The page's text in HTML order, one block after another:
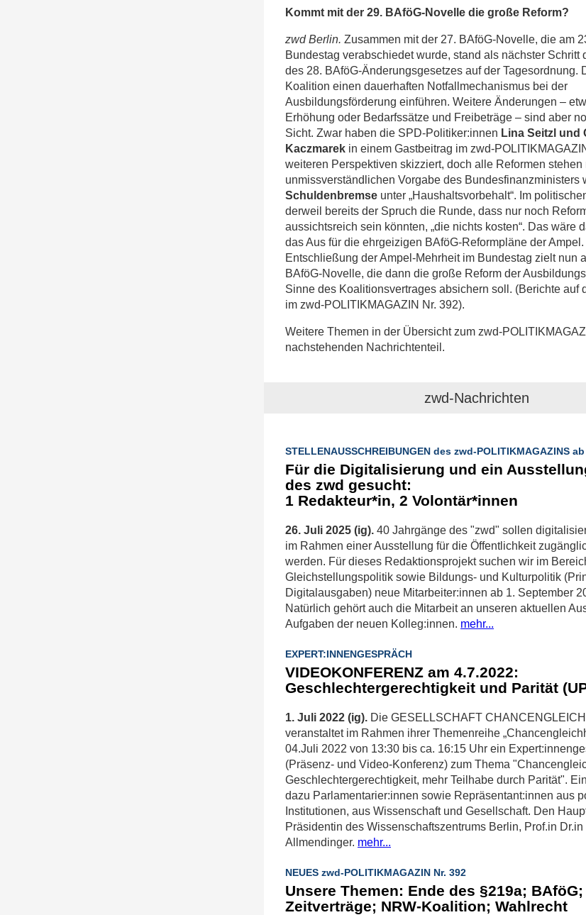
Kommt mit der 29. BAföG-Novelle die große Reform?
zwd Berlin. Zusammen mit der 27. BAföG-Novelle, die am
Bundestag verabschiedet wurde, stand als nächster Schritt
des 28. BAföG-Änderungsgesetzes auf der Tagesordnung.
Koalition einen dauerhaften Notfallmechanismus bei der
Ausbildungsförderung einführen. Weitere Änderungen –
Erhöhung oder Bedarfssätze und Freibeträge – sind aber
Sicht. Zwar haben die SPD-Politiker:innen Lina Seitzl und
Kaczmarek in einem Gastbeitrag im zwd-
weiteren Perspektiven skizziert, doch alle Reformen stehen
unmissverständlichen Vorgabe des Bundesfinanzministers
Schuldenbremse unter „Haushaltsvorbehalt“. Im
derweil bereits der Spruch die Runde, dass nur noch
aussichtsreich sein könnten, „die nichts kosten“. Das wäre
das Aus für die ehrgeizigen BAföG-Reformpläne der
Entschließung der Ampel-Mehrheit im Bundestag zielt nun
BAföG-Novelle, die dann die große Reform der
Sinne des Koalitionsvertrages absichern soll. (Berichte auf
im zwd-POLITIKMAGAZIN Nr. 392).
Weitere Themen in der Übersicht zum zwd-
nachstehenden Nachrichtenteil.
zwd-Nachrichten
STELLENAUSSCHREIBUNGEN des zwd-POLITIKMAGAZINS
Für die Digitalisierung und ein
des zwd gesucht:
1 Redakteur*in, 2 Volontär*innen
26. Juli 2025 (ig). 40 Jahrgänge des "zwd" sollen
im Rahmen einer Ausstellung für die Öffentlichkeit
werden. Für dieses Redaktionsprojekt suchen wir im
Gleichstellungspolitik sowie Bildungs- und Kulturpolitik
Digitalausgaben) neue Mitarbeiter:innen ab 1. September
Natürlich gehört auch die Mitarbeit an unseren aktuellen
Aufgaben der neuen Kolleg:innen. mehr...
EXPERT:INNENGESPRÄCH
VIDEOKONFERENZ am 4.7.2022:
Geschlechtergerechtigkeit und Parität
1. Juli 2022 (ig). Die GESELLSCHAFT
veranstaltet im Rahmen ihrer Themenreihe
04.Juli 2022 von 13:30 bis ca. 16:15 Uhr ein
(Präsenz- und Video-Konferenz) zum Thema
Geschlechtergerechtigkeit, mehr Teilhabe durch Parität".
dazu Parlamentarier:innen sowie Repräsentant:innen aus
Institutionen, aus Wissenschaft und Gesellschaft. Den
Präsidentin des Wissenschaftszentrums Berlin, Prof.in Dr.in
Allmendinger. mehr...
NEUES zwd-POLITIKMAGAZIN Nr. 392
Unsere Themen: Ende des §219a; BAföG;
Zeitverträge; NRW-Koalition; Wahlrecht